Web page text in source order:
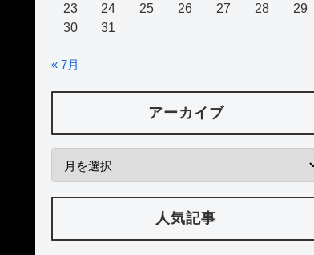
23
24 25 26 27 28
29
30
31
« 7月
アーカイブ
人気記事